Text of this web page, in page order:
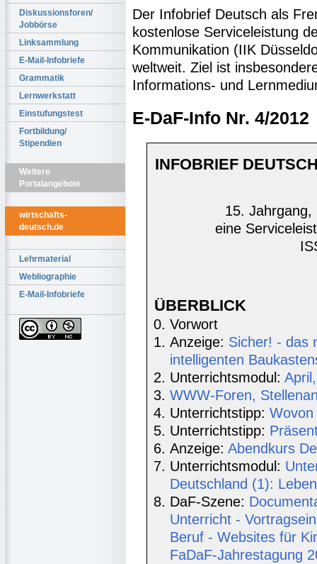
Diskussionsforen/
Jobbörse
Linksammlung
E-Mail-Infobriefe
Grammatik
Lernwerkstatt
Einstufungstest
Fortbildung/
Stipendien
Weitere
Portalangebote
wirtschafts-
deutsch.de
Lehrmaterial
Webliographie
E-Mail-Infobriefe
Der Infobrief Deutsch als
kostenlose Serviceleistung
Kommunikation (IIK
weltweit. Ziel ist
Informations- und
E-DaF-Info Nr. 4/2012
INFOBRIEF
15. Jahrgang,
eine
ÜBERBLICK
Vorwort
Anzeige: Sicher! - das
intelligenten
Unterrichtsmodul:
WWW-Foren,
Unterrichtstipp:
Unterrichtstipp:
Anzeige: Abendkurs
Unterrichtsmodul:
Deutschland (1):
DaF-Szene:
Unterricht -
Beruf - Websites für
FaDaF-Jahrestagung